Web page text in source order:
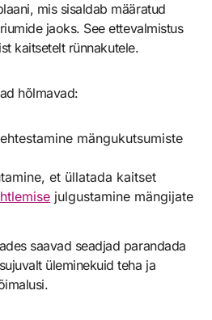
mis sisaldab määratud
jaoks. See ettevalmistus
kaitsetelt rünnakutele.
hõlmavad:
mängukutsumiste
et üllatada kaitset
julgustamine mängijate
saavad seadjad parandada
üleminekuid teha ja